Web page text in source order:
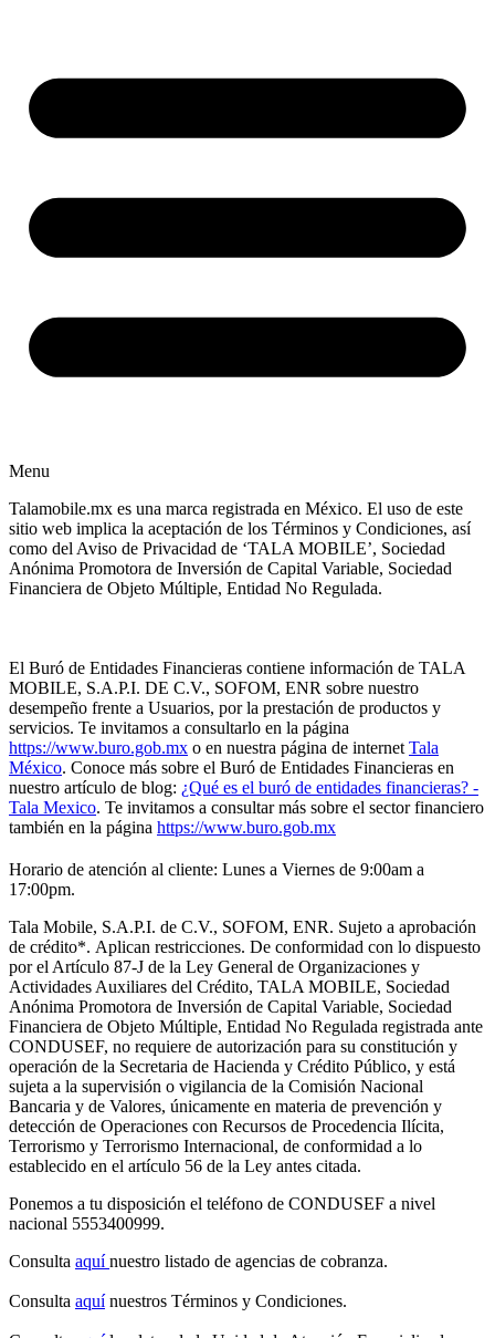
Menu
Talamobile.mx es una marca registrada en México. El uso de este
sitio web implica la aceptación de los Términos y Condiciones, así
como del Aviso de Privacidad de ‘TALA MOBILE’, Sociedad
Anónima Promotora de Inversión de Capital Variable, Sociedad
Financiera de Objeto Múltiple, Entidad No Regulada.
El Buró de Entidades Financieras contiene información de TALA
MOBILE, S.A.P.I. DE C.V., SOFOM, ENR sobre nuestro
desempeño frente a Usuarios, por la prestación de productos y
servicios. Te invitamos a consultarlo en la página
https://www.buro.gob.mx o en nuestra página de internet Tala
México. Conoce más sobre el Buró de Entidades Financieras en
nuestro artículo de blog: ¿Qué es el buró de entidades financieras? -
Tala Mexico. Te invitamos a consultar más sobre el sector financiero
también en la página https://www.buro.gob.mx
Horario de atención al cliente: Lunes a Viernes de 9:00am a
17:00pm.
Tala Mobile, S.A.P.I. de C.V., SOFOM, ENR. Sujeto a aprobación
de crédito*. Aplican restricciones. De conformidad con lo dispuesto
por el Artículo 87-J de la Ley General de Organizaciones y
Actividades Auxiliares del Crédito, TALA MOBILE, Sociedad
Anónima Promotora de Inversión de Capital Variable, Sociedad
Financiera de Objeto Múltiple, Entidad No Regulada registrada ante
CONDUSEF, no requiere de autorización para su constitución y
operación de la Secretaria de Hacienda y Crédito Público, y está
sujeta a la supervisión o vigilancia de la Comisión Nacional
Bancaria y de Valores, únicamente en materia de prevención y
detección de Operaciones con Recursos de Procedencia Ilícita,
Terrorismo y Terrorismo Internacional, de conformidad a lo
establecido en el artículo 56 de la Ley antes citada.
Ponemos a tu disposición el teléfono de CONDUSEF a nivel
nacional 5553400999.
Consulta aquínuestro listado de agencias de cobranza.
Consulta aquínuestros Términos y Condiciones.